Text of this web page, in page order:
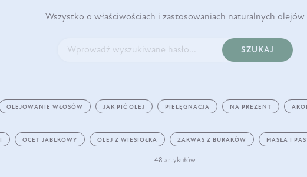
Wszystko o właściwościach i zastosowaniach naturalnych olejów
SZUKAJ
OLEJOWANIE WŁOSÓW JAK PIĆ OLEJ PIELĘGNACJA NA PREZENT
OCET JABŁKOWY OLEJ Z WIESIOŁKA ZAKWAS Z BURAKÓW MASŁA I
48 artykułów